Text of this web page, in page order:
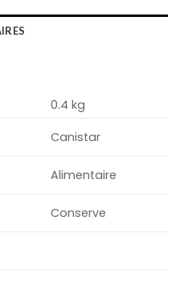
0.4 kg
Canistar
Alimentaire
Conserve